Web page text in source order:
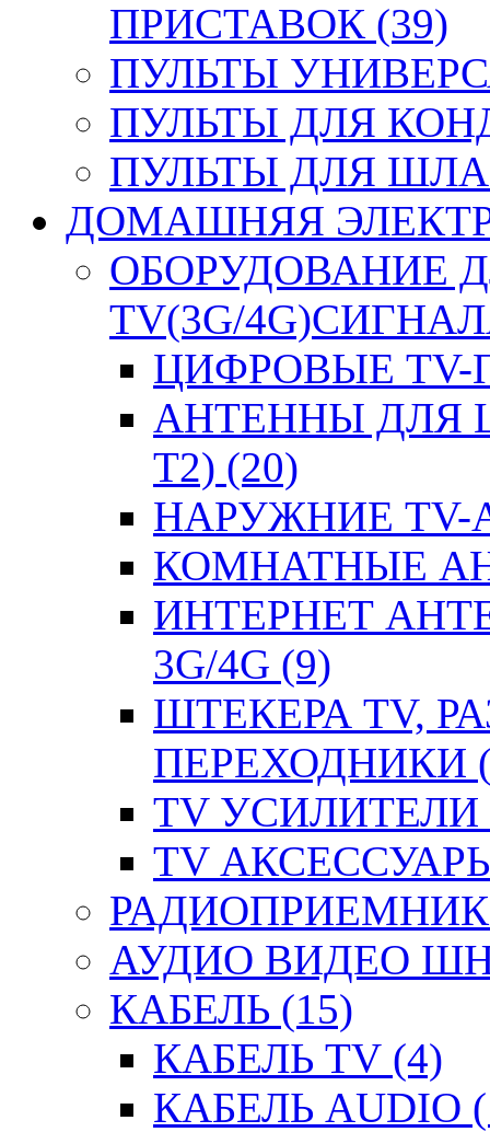
ПРИСТАВОК (39)
ПУЛЬТЫ
ПУЛЬТЫ ДЛЯ
ПУЛЬТЫ ДЛЯ
ДОМАШНЯЯ
ОБОРУДОВАНИЕ
TV(3G/
ЦИФРОВЫЕ TV-
АНТЕННЫ ДЛЯ
T2) (20)
НАРУЖНИЕ
КОМНАТНЫЕ
ИНТЕРНЕТ
3G/4G (9)
ШТЕКЕРА TV,
ПЕРЕХОДНИКИ
TV УСИЛИТЕЛИ
TV
АУДИО ВИДЕО
КАБЕЛЬ (15)
КАБЕЛЬ TV (4)
КАБЕЛЬ AUDIO